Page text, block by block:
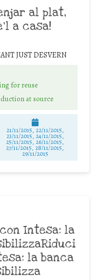
al plat,
a casa!
JUST DESVERN
for reuse
at source
21/11/2015, 22/11/2015,
23/11/2015, 24/11/2015,
25/11/2015, 26/11/2015,
27/11/2015, 28/11/2015,
29/11/2015
Intesa: la
la banca